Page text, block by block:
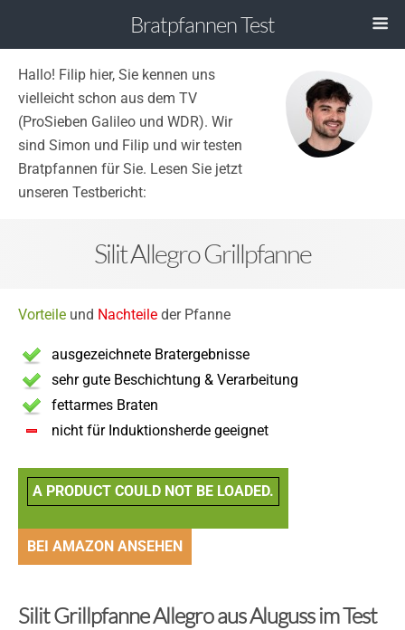
Bratpfannen Test
Hallo! Filip hier, Sie kennen uns
vielleicht schon aus dem TV
(ProSieben Galileo und WDR). Wir
sind Simon und Filip und wir testen
Bratpfannen für Sie. Lesen Sie jetzt
unseren Testbericht:
Silit Allegro Grillpfanne
Vorteile und Nachteile der Pfanne
ausgezeichnete Bratergebnisse
sehr gute Beschichtung & Verarbeitung
fettarmes Braten
nicht für Induktionsherde geeignet
A PRODUCT COULD NOT BE LOADED.
BEI AMAZON ANSEHEN
Silit Grillpfanne Allegro aus Aluguss im Test